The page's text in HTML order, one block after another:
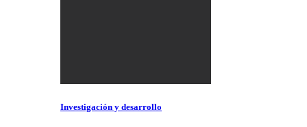
Investigación y desarrollo